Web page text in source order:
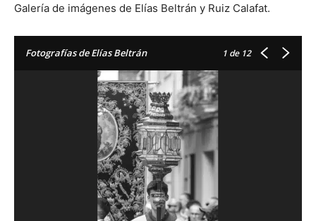
Galería de imágenes de Elías Beltrán y Ruiz Calafat.
Fotografías de Elías Beltrán 1 de 12